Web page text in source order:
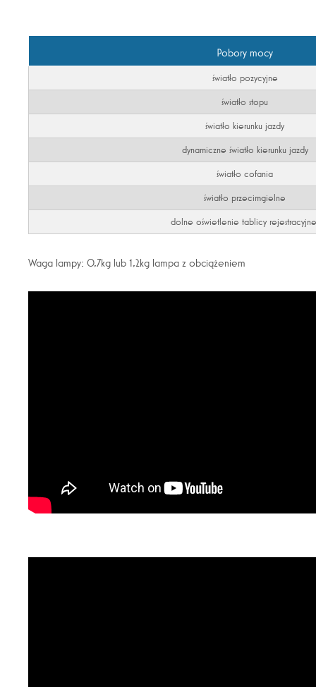
Pobory mocy
światło pozycyjne
światło stopu
światło kierunku jazdy
dynamiczne światło kierunku jazdy
światło cofania
światło przecimgielne
dolne oświetlenie tablicy
Waga lampy: 0,7kg lub 1,2kg lampa z obciążeniem